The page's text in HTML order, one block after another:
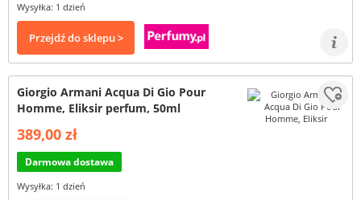
Wysyłka: 1 dzień
Przejdź do sklepu >
Giorgio Armani Acqua Di Gio Pour
Homme, Eliksir perfum, 50ml
389,00 zł
Darmowa dostawa
Wysyłka: 1 dzień